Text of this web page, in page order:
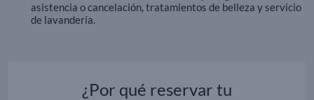
asistencia o cancelación, tratamientos de belleza y servicio
de lavandería.
¿Por qué reservar tu